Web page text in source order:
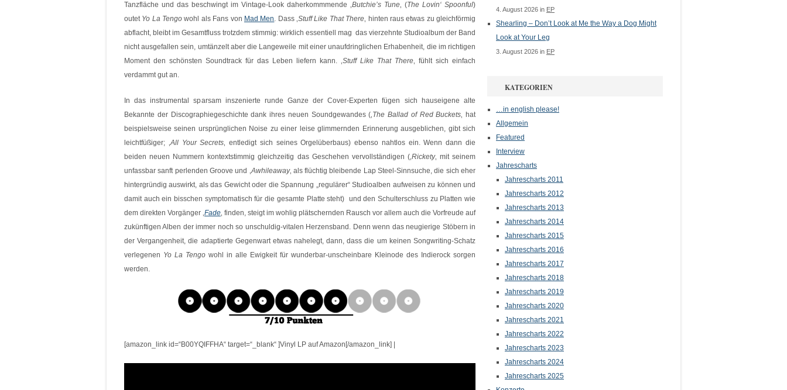
Tanzfläche und das beschwingt im Vintage-Look daherkommmende ‚Butchie’s Tune‚ (The Lovin‘ Spoonful)
outet Yo La Tengo wohl als Fans von Mad Men. Dass ‚Stuff Like That There‚ hinten raus etwas zu gleichförmig
abflacht, bleibt im Gesamtfluss trotzdem stimmig: wirklich essentiell mag das vierzehnte Studioalbum der Band
nicht ausgefallen sein, umtänzelt aber die Langeweile mit einer unaufdringlichen Erhabenheit, die im richtigen
Moment den schönsten Soundtrack für das Leben liefern kann. ‚Stuff Like That There‚ fühlt sich einfach
verdammt gut an.
In das instrumental sparsam inszenierte runde Ganze der Cover-Experten fügen sich hauseigene alte
Bekannte der Discographiegeschichte dank ihres neuen Soundgewandes (‚The Ballad of Red Buckets‚ hat
beispielsweise seinen ursprünglichen Noise zu einer leise glimmernden Erinnerung ausgeblichen, gibt sich
leichtfüßiger; ‚All Your Secrets‚ entledigt sich seines Orgelüberbaus) ebenso nahtlos ein. Wenn dann die
beiden neuen Nummern kontextstimmig gleichzeitig das Geschehen vervollständigen (‚Rickety‚ mit seinem
unfassbar sanft perlenden Groove und ‚Awhileaway‚ als flüchtig bleibende Lap Steel-Sinnsuche, die sich eher
hintergründig auswirkt, als das Gewicht oder die Spannung „regulärer“ Studioalben aufweisen zu können und
damit auch ein bisschen symptomatisch für die gesamte Platte steht) und den Schulterschluss zu Platten wie
dem direkten Vorgänger ‚Fade‚ finden, steigt im wohlig plätschernden Rausch vor allem auch die Vorfreude auf
zukünftigen Alben der immer noch so unschuldig-vitalen Herzensband. Denn wenn das neugierige Stöbern in
der Vergangenheit, die adaptierte Gegenwart etwas nahelegt, dann, dass die um keinen Songwriting-Schatz
verlegenen Yo La Tengo wohl in alle Ewigkeit für wunderbar-unscheinbare Kleinode des Indierock sorgen
werden.
[amazon_link id=“B00YQIFFHA“ target=“_blank“ ]Vinyl LP auf Amazon[/amazon_link] |
4. August 2026 in EP
Shearling – Don’t Look at Me the Way a Dog Might
Look at Your Leg
3. August 2026 in EP
KATEGORIEN
…in english please!
Allgemein
Featured
Interview
Jahrescharts
Jahrescharts 2011
Jahrescharts 2012
Jahrescharts 2013
Jahrescharts 2014
Jahrescharts 2015
Jahrescharts 2016
Jahrescharts 2017
Jahrescharts 2018
Jahrescharts 2019
Jahrescharts 2020
Jahrescharts 2021
Jahrescharts 2022
Jahrescharts 2023
Jahrescharts 2024
Jahrescharts 2025